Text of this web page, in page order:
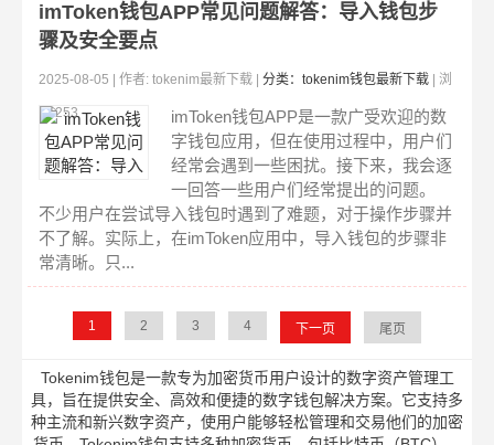
imToken钱包APP常见问题解答：导入钱包步
骤及安全要点
2025-08-05 | 作者: tokenim最新下载 | 分类：tokenim钱包最新下载 | 浏
览:253
imToken钱包APP是一款广受欢迎的数
字钱包应用，但在使用过程中，用户们
经常会遇到一些困扰。接下来，我会逐
一回答一些用户们经常提出的问题。
不少用户在尝试导入钱包时遇到了难题，对于操作步骤并
不了解。实际上，在imToken应用中，导入钱包的步骤非
常清晰。只...
1 2 3 4 下一页 尾页
Tokenim钱包是一款专为加密货币用户设计的数字资产管理工
具，旨在提供安全、高效和便捷的数字钱包解决方案。它支持多
种主流和新兴数字资产，使用户能够轻松管理和交易他们的加密